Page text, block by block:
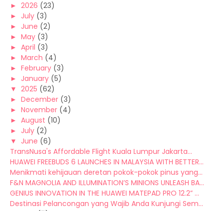
► 2026 (23)
► July (3)
► June (2)
► May (3)
► April (3)
► March (4)
► February (3)
► January (5)
▼ 2025 (62)
► December (3)
► November (4)
► August (10)
► July (2)
▼ June (6)
TransNusa's Affordable Flight Kuala Lumpur Jakarta...
HUAWEI FREEBUDS 6 LAUNCHES IN MALAYSIA WITH BETTER...
Menikmati kehijauan deretan pokok-pokok pinus yang...
F&N MAGNOLIA AND ILLUMINATION’S MINIONS UNLEASH BA...
GENIUS INNOVATION IN THE HUAWEI MATEPAD PRO 12.2” ...
Destinasi Pelancongan yang Wajib Anda Kunjungi Sem...